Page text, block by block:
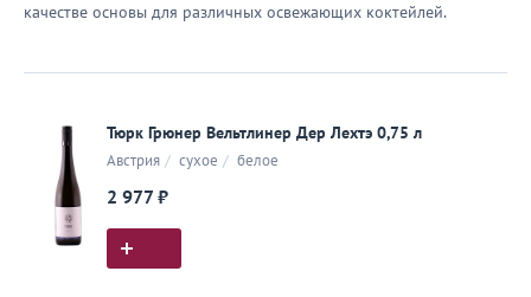
качестве основы для различных освежающих коктейлей.
Тюрк Грюнер Вельтлинер Дер Лехтэ 0,75 л
Австрия / сухое / белое
2 977 ₽